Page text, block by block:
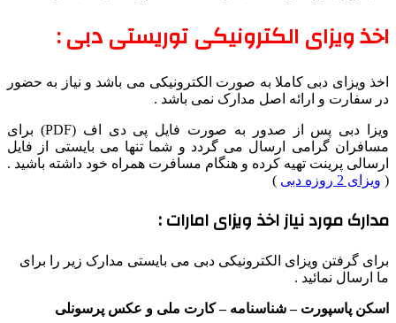
اخذ ویزای الکترونیکی توریستی دبی :
اخذ ویزای دبی کاملا به صورت الکترونیکی می باشد و نیاز به حضور
در سفارت و ارائه اصل مدارک نمی باشد .
ویزا دبی پس از صدور به صورت فایل پی دی اف (PDF) برای
مسافران گرامی ارسال می گردد و شما تنها می بایستی از فایل
ارسالی پرینت تهیه کرده و هنگام مسافرت همراه خود داشته باشید .
( ویزای 2 روزه دبی )
مدارک مورد نیاز اخذ ویزای امارات :
برای گرفتن ویزای الکترونیکی دبی می بایستی مدارک زیر را برای
ما ارسال نمائید .
اسکن پاسپورت – شناسنامه – کارت ملی و عکس پرسونلی